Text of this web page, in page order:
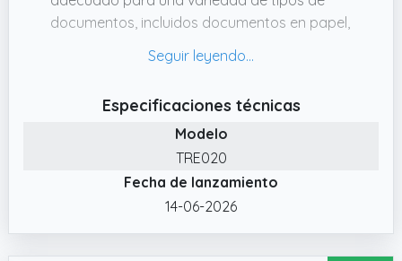
documentos, incluidos documentos en papel,
archivo colgante ideal para almacenar
documentos de tamaño A4.
✔️ Material Respetuoso con el Medio
Ambiente. El carpetas está hecho de cartón
de alta calidad, que es más respetuoso con
el medio ambiente que otros carpetas de
Especificaciones técnicas
Modelo
TRE020
Fecha de lanzamiento
14-06-2026